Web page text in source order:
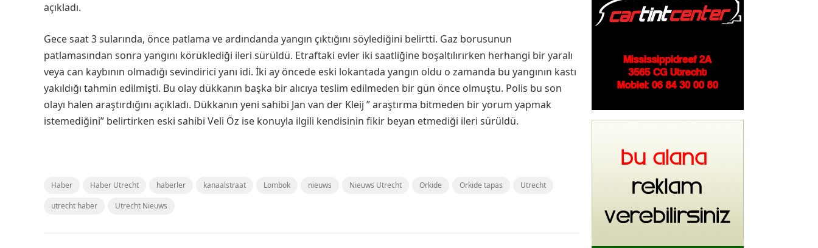
açıkladı.
Gece saat 3 sularında, önce patlama ve ardındanda yangın çıktığını söylediğini belirtti. Gaz borusunun
patlamasından sonra yangını körüklediği ileri sürüldü. Etraftaki evler iki saatliğine boşaltılırırken herhangi bir yaralı
veya can kaybının olmadığı sevindirici yanı idi. İki ay öncede eski lokantada yangın oldu o zamanda bu yangının kastı
yakıldığı tahmin edilmişti. Bu olay dükkanın başka bir alıcıya teslim edilmeden bir gün önce olmuştu. Polis bu son
olayı halen araştırdığını açıkladı. Dükkanın yeni sahibi Jan van der Kleij ” araştırma bitmeden bir yorum yapmak
istemediğini” belirtirken eski sahibi Veli Öz ise konuyla ilgili kendisinin fikir beyan etmediği ileri sürüldü.
Haber Haber Utrecht haberler kanaalstraat Lombok nieuws Nieuws Utrecht Orkide Orkide tapas
Utrecht
utrecht haber
Utrecht Nieuws